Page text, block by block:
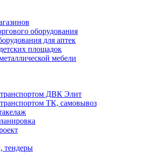
оборудования
для аптек
площадок
мебели
транспортом ДВК Элит
ТК, самовывоз
тендеры